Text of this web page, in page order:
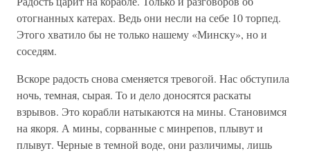
отогнанных катерах. Ведь они несли на себе 10 торпед.
Этого хватило бы не только нашему «Минску», но и
соседям.
Вскоре радость снова сменяется тревогой. Нас обступила
ночь, темная, сырая. То и дело доносятся раскаты
взрывов. Это корабли натыкаются на мины. Становимся
на якоря. А мины, сорванные с минрепов, плывут и
плывут. Черные в темной воде, они различимы, лишь